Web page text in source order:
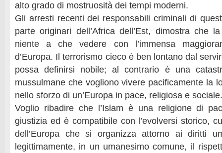
alto grado di mostruosità dei tempi moderni.
Gli arresti recenti dei responsabili criminali di
parte originari dell’Africa dell’Est, dimostra che
niente a che vedere con l’immensa
d’Europa. Il terrorismo cieco è ben lontano dal
possa definirsi nobile; al contrario è una
mussulmane che vogliono vivere pacificamente la
nello sforzo di un’Europa in pace, religiosa e sociale.
Voglio ribadire che l’Islam è una religione di
giustizia ed è compatibile con l’evolversi storico,
dell’Europa che si organizza attorno ai diritti
legittimamente, in un umanesimo comune, il